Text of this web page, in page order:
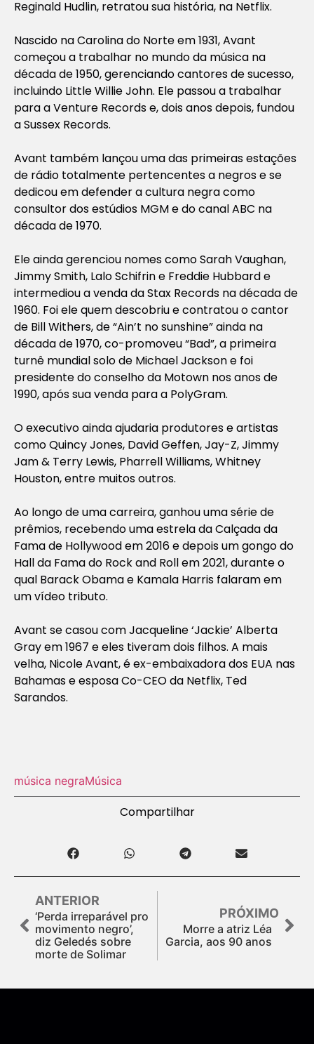
Reginald Hudlin, retratou sua história, na Netflix.
Nascido na Carolina do Norte em 1931, Avant
começou a trabalhar no mundo da música na
década de 1950, gerenciando cantores de sucesso,
incluindo Little Willie John. Ele passou a trabalhar
para a Venture Records e, dois anos depois, fundou
a Sussex Records.
Avant também lançou uma das primeiras estações
de rádio totalmente pertencentes a negros e se
dedicou em defender a cultura negra como
consultor dos estúdios MGM e do canal ABC na
década de 1970.
Ele ainda gerenciou nomes como Sarah Vaughan,
Jimmy Smith, Lalo Schifrin e Freddie Hubbard e
intermediou a venda da Stax Records na década de
1960. Foi ele quem descobriu e contratou o cantor
de Bill Withers, de “Ain’t no sunshine” ainda na
década de 1970, co-promoveu “Bad”, a primeira
turnê mundial solo de Michael Jackson e foi
presidente do conselho da Motown nos anos de
1990, após sua venda para a PolyGram.
O executivo ainda ajudaria produtores e artistas
como Quincy Jones, David Geffen, Jay-Z, Jimmy
Jam & Terry Lewis, Pharrell Williams, Whitney
Houston, entre muitos outros.
Ao longo de uma carreira, ganhou uma série de
prêmios, recebendo uma estrela da Calçada da
Fama de Hollywood em 2016 e depois um gongo do
Hall da Fama do Rock and Roll em 2021, durante o
qual Barack Obama e Kamala Harris falaram em
um vídeo tributo.
Avant se casou com Jacqueline ‘Jackie’ Alberta
Gray em 1967 e eles tiveram dois filhos. A mais
velha, Nicole Avant, é ex-embaixadora dos EUA nas
Bahamas e esposa Co-CEO da Netflix, Ted
Sarandos.
música negraMúsica
Compartilhar
ANTERIOR
‘Perda irreparável pro
movimento negro’,
diz Geledés sobre
morte de Solimar
PRÓXIMO
Morre a atriz Léa
Garcia, aos 90 anos